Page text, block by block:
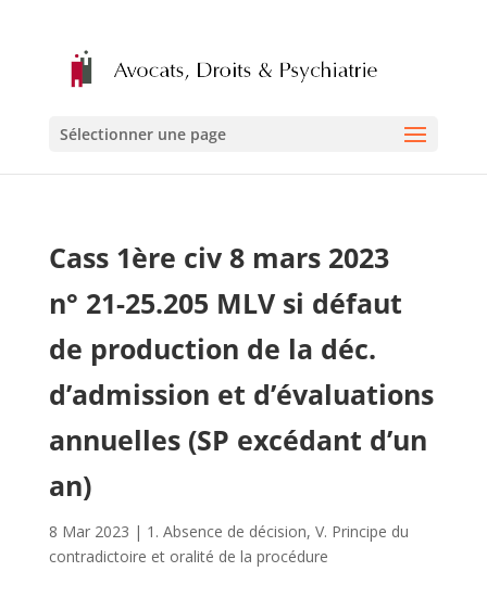
Sélectionner une page
Cass 1ère civ 8 mars 2023
n° 21-25.205 MLV si défaut
de production de la déc.
d’admission et d’évaluations
annuelles (SP excédant d’un
an)
8 Mar 2023 | 1. Absence de décision, V. Principe du
contradictoire et oralité de la procédure